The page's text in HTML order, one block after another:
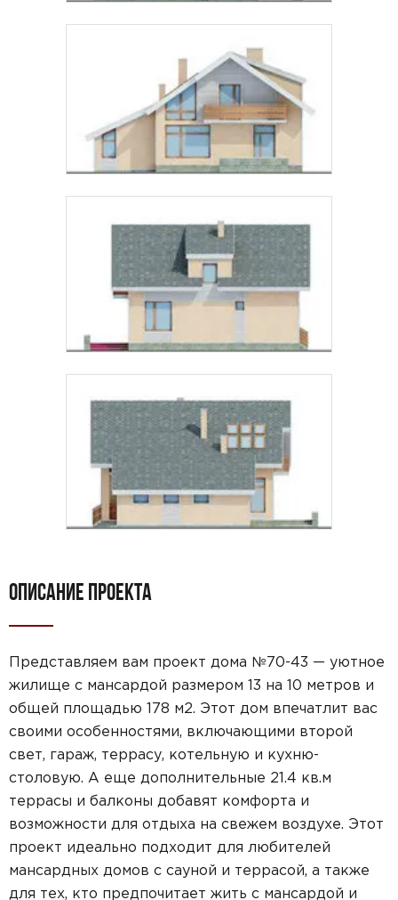
ОПИСАНИЕ ПРОЕКТА
Представляем вам проект дома №70-43 — уютное
жилище с мансардой размером 13 на 10 метров и
общей площадью 178 м2. Этот дом впечатлит вас
своими особенностями, включающими второй
свет, гараж, террасу, котельную и кухню-
столовую. А еще дополнительные 21.4 кв.м
террасы и балконы добавят комфорта и
возможности для отдыха на свежем воздухе. Этот
проект идеально подходит для любителей
мансардных домов с сауной и террасой, а также
для тех, кто предпочитает жить с мансардой и
Звонок
Telegram MAX
согласие на обработку персональных данных
подтверждаю, что ознакомлен(а) с
обработки персональных данных.
Рассчитать стоимость